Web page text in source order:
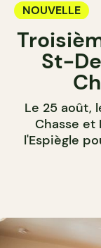
NOUVELLE
St-
Le 25 août,
Chasse et
l'Espiègle